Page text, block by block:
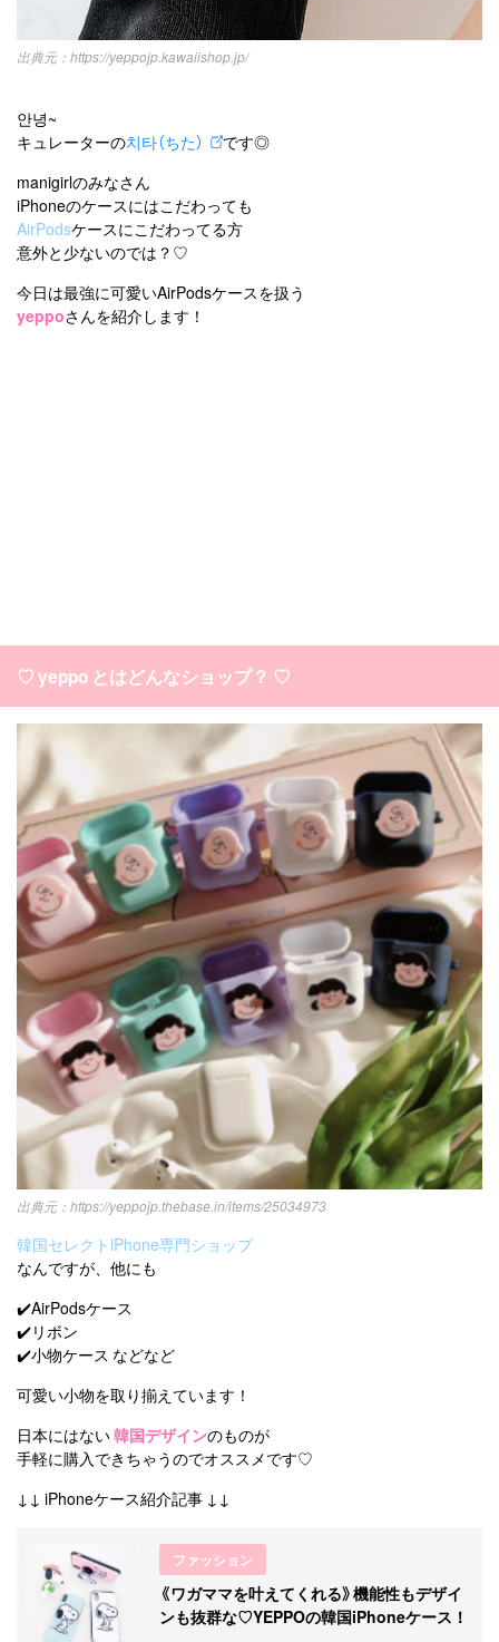
https://yeppojp.kawaiishop.jp/
안녕~
キュレーターの치타（ちた）
です◎
manigirlのみなさん
iPhoneのケースにはこだわっても
AirPodsケースにこだわってる方
意外と少ないのでは？♡
今日は最強に可愛いAirPodsケースを扱う
yeppoさんを紹介します！
♡ yeppo とはどんなショップ？ ♡
https://yeppojp.thebase.in/items/25034973
韓国セレクトiPhone専門ショップ
なんですが、他にも
✔️AirPodsケース
✔️リボン
✔️小物ケース などなど
可愛い小物を取り揃えています！
日本にはない韓国デザインのものが
手軽に購入できちゃうのでオススメです♡
↓↓ iPhoneケース紹介記事 ↓↓
ファッション
《ワガママを叶えてくれる》機能性もデザイ
ンも抜群な♡YEPPOの韓国iPhoneケース！